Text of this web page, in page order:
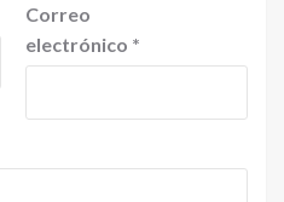
Correo
electrónico *